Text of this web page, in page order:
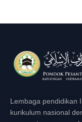
Lembaga pendidikan
kurikulum nasional